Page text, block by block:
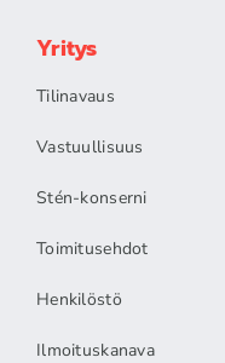
Yritys
Tilinavaus
Vastuullisuus
Stén-konserni
Toimitusehdot
Henkilöstö
Ilmoituskanava